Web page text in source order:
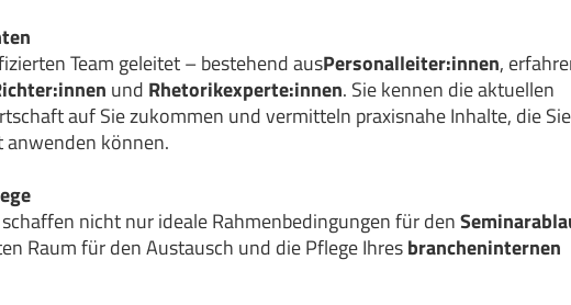
Team geleitet – bestehend ausPersonalleiter:innen,
und Rhetorikexperte:innen. Sie kennen die aktuellen
auf Sie zukommen und vermitteln praxisnahe Inhalte, die
anwenden können.
schaffen nicht nur ideale Rahmenbedingungen für den
Raum für den Austausch und die Pflege Ihresbrancheninternen